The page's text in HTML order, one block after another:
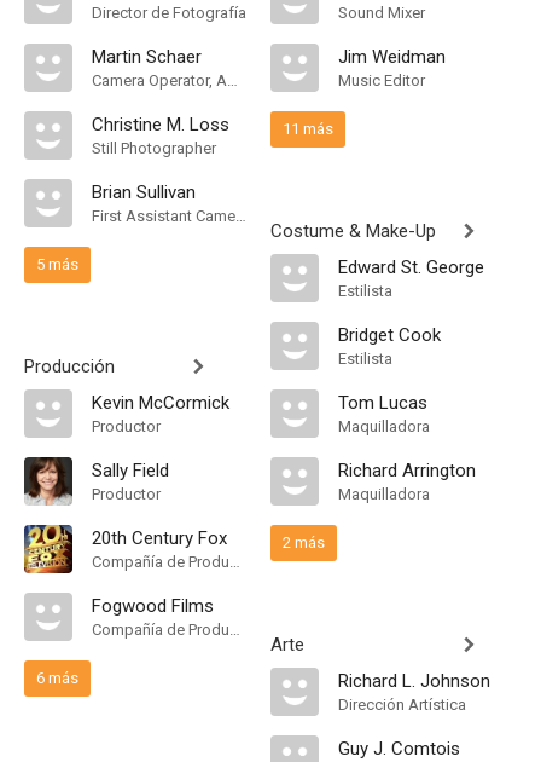
Director de Fotografía
Martin Schaer
Camera Operator, Additional Photography
Christine M. Loss
Still Photographer
Brian Sullivan
First Assistant Camera
5 más
Producción
Kevin McCormick
Productor
Sally Field
Productor
20th Century Fox
Compañía de Produccion
Fogwood Films
Compañía de Produccion
6 más
Sound Mixer
Jim Weidman
Music Editor
11 más
Costume & Make-Up
Edward St. George
Estilista
Bridget Cook
Estilista
Tom Lucas
Maquilladora
Richard Arrington
Maquilladora
2 más
Arte
Richard L. Johnson
Dirección Artística
Guy J. Comtois